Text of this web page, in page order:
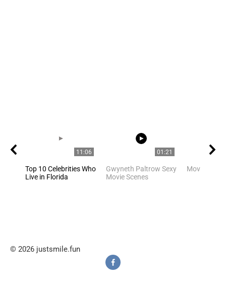
11:06
Top 10 Celebrities Who
Live in Florida
01:21
Gwyneth Paltrow Sexy
Movie Scenes
Movie Stars
© 2026 justsmile.fun